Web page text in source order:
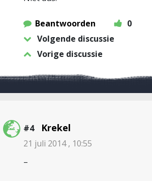
Beantwoorden
0
Volgende discussie
Vorige discussie
#4 Krekel
21 juli 2014 , 10:55
–